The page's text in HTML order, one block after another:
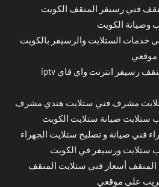
فني رسيفر المنقف الكويت
وصيانة الكويت
خدمات الستلايت والرسيفر بالكويت
موقعي
فني ستلايت مركزي المنقف رسيفر انترنت واي فاي iptv
مشرف فني ستلايت هندي مشرف
ستلايت صيانة ستلايت الكويت
فني صيانة و تصليح ستلايت الجهراء
ستلايت ورسيفر في الكويت
أسعار فني ستلايت المنقف
على موقعي